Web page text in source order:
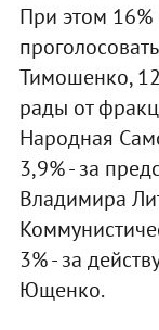
При этом
Тимошенко,
рады от
Народная
3,9% - за
Владимира
3% - за
Ющенко.